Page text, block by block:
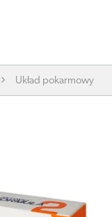
Układ pokarmowy